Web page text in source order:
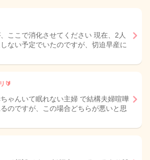
ここで消化させてください 現在、2人
ない予定でいたのですが、切迫早産に
🔰
ゃんいて眠れない主婦 で結構夫婦喧嘩
のですが、この場合どちらが悪いと思